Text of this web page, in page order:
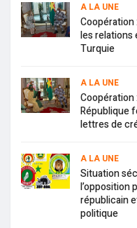
A LA UNE
Coopération
les relations
Turquie
A LA UNE
Coopération
République
lettres de
A LA UNE
Situation
l’opposition
républicain
politique